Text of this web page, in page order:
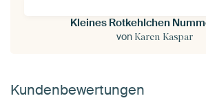
Kleines Rotkehlchen
von Karen Kaspar
Kundenbewertungen